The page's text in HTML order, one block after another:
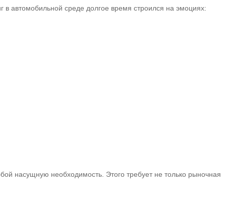
автомобильной среде долгое время строился на эмоциях:
насущную необходимость. Этого требует не только рыночная